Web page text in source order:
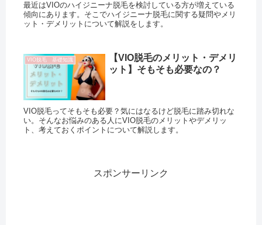
最近はVIOのハイジニーナ脱毛を検討している方が増えている
傾向にあります。そこでハイジニーナ脱毛に関する疑問やメリ
ット・デメリットについて解説をします。
VIO脱毛 基礎知識
【VIO脱毛のメリット・デメリ
ット】そもそも必要なの？
VIO脱毛ってそもそも必要？気にはなるけど脱毛に踏み切れな
い。そんなお悩みのある人にVIO脱毛のメリットやデメリッ
ト、考えておくポイントについて解説します。
スポンサーリンク